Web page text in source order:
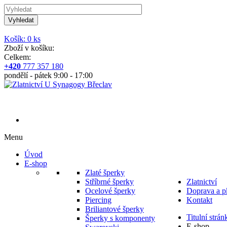
Vyhledat
Košík: 0 ks
Zboží v košíku:
Celkem:
+420 777 357 180
pondělí - pátek 9:00 - 17:00
Menu
Úvod
E-shop
Zlaté šperky
Stříbrné šperky
Ocelové šperky
Piercing
Briliantové šperky
Šperky s komponenty
Zlatnictví
Doprava a
Kontakt
Titulní